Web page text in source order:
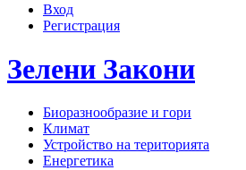
Вход
Регистрация
Зелени Закони
Биоразнообразие и гори
Климат
Устройство на територията
Енергетика